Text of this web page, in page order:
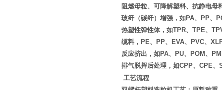
阻燃母粒、可降解塑料、抗静电母
玻纤（碳纤）增强，如PA、PP、
热塑性弹性体，如TPR、TPE、
缆料，PE、PP、EVA、PVC、
反应挤出，如PA、PU、POM、
排气脱挥后处理，如CPP、CPE
工艺流程